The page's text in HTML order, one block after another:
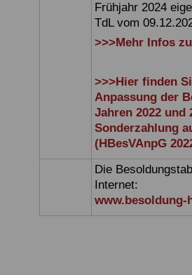
Frühjahr 2024
TdL vom
>>>Mehr Infos
>>>Hier finden
Anpassung der
Jahren 2022 und
Sonderzahlung
(HBesVAnpG
Die
Internet:
www.besoldung-